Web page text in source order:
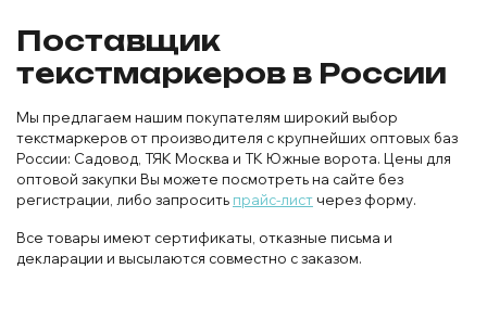
Поставщик
текстмаркеров в России
Мы предлагаем нашим покупателям широкий выбор
текстмаркеров от производителя с крупнейших оптовых баз
России: Садовод, ТЯК Москва и ТК Южные ворота. Цены для
оптовой закупки Вы можете посмотреть на сайте без
регистрации, либо запросить прайс-лист через форму.
Все товары имеют сертификаты, отказные письма и
декларации и высылаются совместно с заказом.